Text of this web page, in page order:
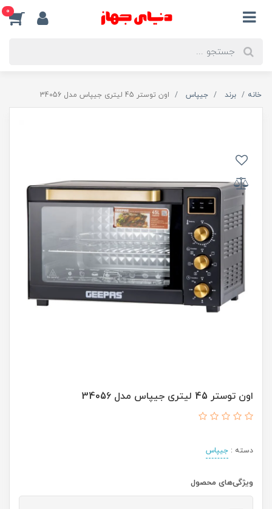
0
خانه برند جیپاس اون توستر 45 لیتری جیپاس مدل 34056
اون توستر 45 لیتری جیپاس مدل 34056
دسته : جیپاس
ویژگی‌های محصول